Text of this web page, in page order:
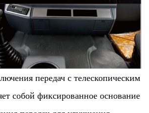
передач с телескопическим
собой фиксированное основание